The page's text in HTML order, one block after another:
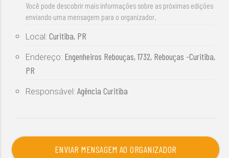
Você pode descobrir mais informações sobre as próximas edições
enviando uma mensagem para o organizador.
Local:Curitiba, PR
Endereço: Engenheiros Rebouças, 1732, Rebouças -Curitiba,
PR
Responsável:Agência Curitiba
ENVIAR MENSAGEM AO ORGANIZADOR